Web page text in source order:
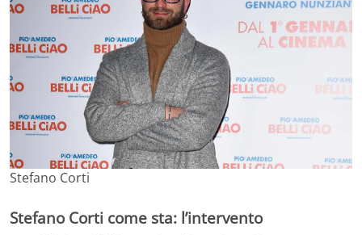
Stefano Corti
Stefano Corti come sta: l’intervento